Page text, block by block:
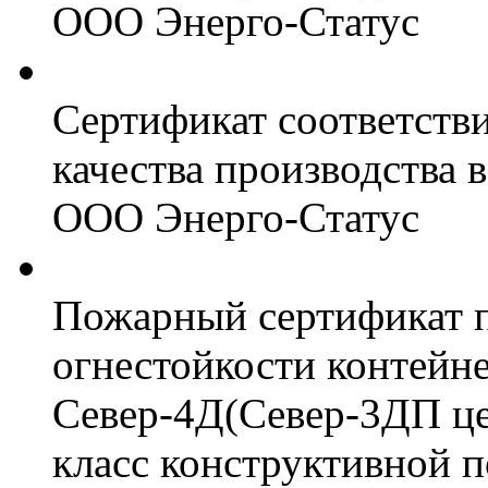
ООО Энерго-Статус
Сертификат
качества
ООО Энерго-Статус
Пожарный сертификат
огнестойкости
Север-4Д(Север-3ДП
класс конструктивной